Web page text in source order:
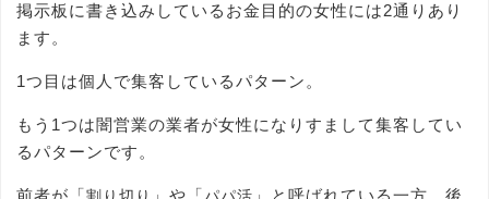
掲示板に書き込みしているお金目的の女性には2通りあり
ます。
1つ目は個人で集客しているパターン。
もう1つは闇営業の業者が女性になりすまして集客してい
るパターンです。